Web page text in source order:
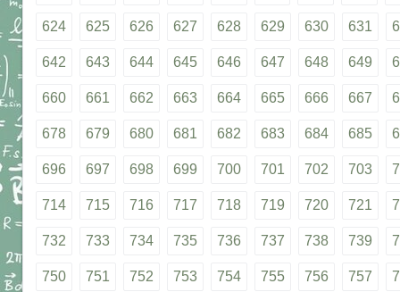
624 625 626 627 628 629 630 631
642 643 644 645 646 647 648 649
660 661 662 663 664 665 666 667
678 679 680 681 682 683 684 685
696 697 698 699 700 701 702 703
714 715 716 717 718 719 720 721
732 733 734 735 736 737 738 739
750 751 752 753 754 755 756 757